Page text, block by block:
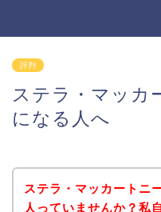
評判
ステラ・マッカ
になる人へ
ステラ・マッカートニ
人っていませんか？私